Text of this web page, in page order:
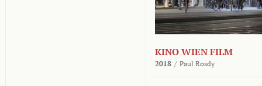
KINO WIEN FILM
2018 / Paul Rosdy